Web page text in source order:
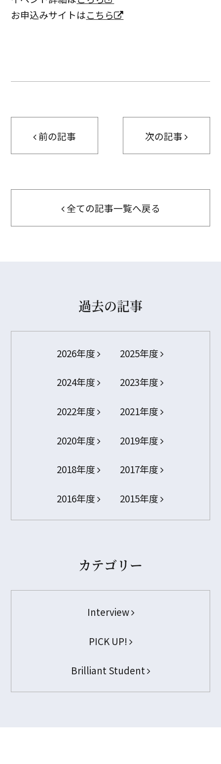
お申込みサイトはこちら
前の記事 次の記事
全ての記事一覧へ戻る
過去の記事
2026年度 2025年度
2024年度 2023年度
2022年度 2021年度
2020年度 2019年度
2018年度 2017年度
2016年度 2015年度
カテゴリー
Interview
PICK UP!
Brilliant Student